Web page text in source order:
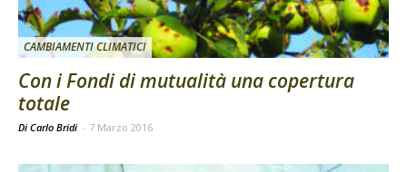
CAMBIAMENTI CLIMATICI
Con i Fondi di mutualità una copertura
totale
Di Carlo Bridi - 7 Marzo 2016